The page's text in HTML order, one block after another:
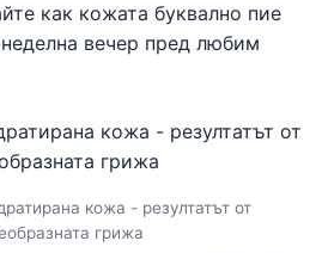
как кожата буквално пие
вечер пред любим
кожа - резултатът от
грижа